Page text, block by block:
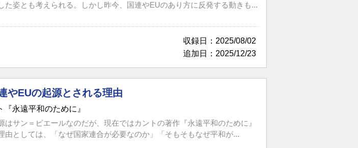
姿とも考えられる。しかし昨今、国連やEUのあり方に反発する動きも...
収録日：2025/08/02
追加日：2025/12/23
やEUの起源とされる理由
永遠平和のために』
サン＝ピエールなのだが、現在ではカントの著作『永遠平和のために』
としては、「なぜ国家連合が必要なのか」「そもそもなぜ平和が...